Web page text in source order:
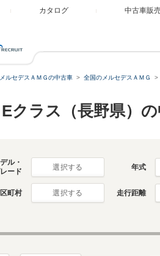
カタログ 中古車販
メルセデスＡＭＧの中古車 全国のメルセデスＡＭＧ
クラス（長野県）
ル・
ード
選択する 年式
町村 選択する 走行距離